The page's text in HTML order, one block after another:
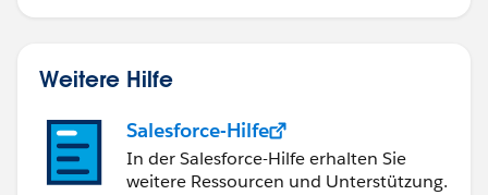
Weitere Hilfe
Salesforce-Hilfe
In der Salesforce-Hilfe erhalten Sie
weitere Ressourcen und Unterstützung.